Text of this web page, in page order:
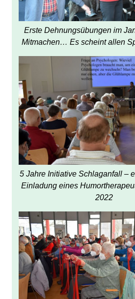
Erste Dehnungsübungen im
Mitmachen… Es scheint allen
5 Jahre Initiative Schlaganfall –
Einladung eines
2022